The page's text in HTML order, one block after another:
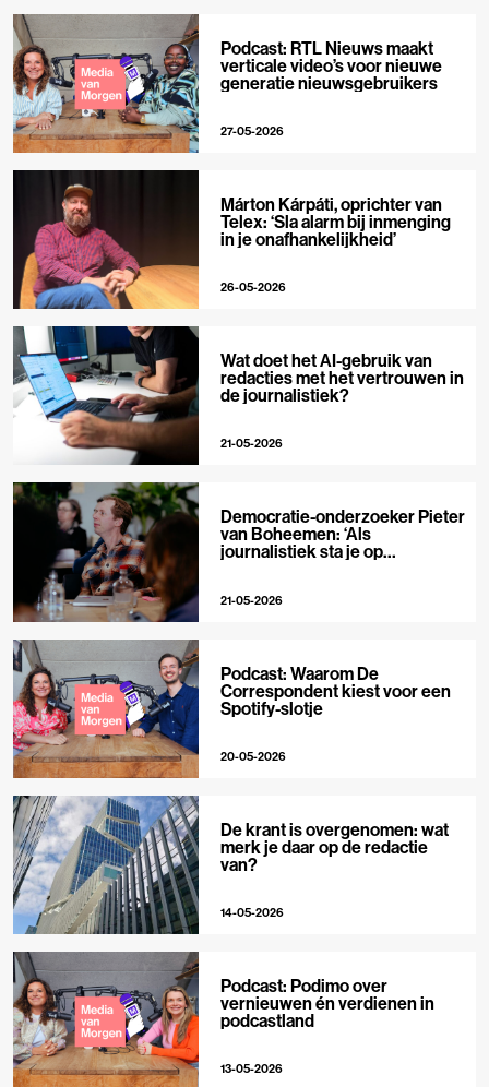
Podcast: RTL Nieuws maakt
verticale video’s voor nieuwe
generatie nieuwsgebruikers
27-05-2026
Márton Kárpáti, oprichter van
Telex: ‘Sla alarm bij inmenging
in je onafhankelijkheid’
26-05-2026
Wat doet het AI-gebruik van
redacties met het vertrouwen in
de journalistiek?
21-05-2026
Democratie-onderzoeker Pieter
van Boheemen: ‘Als
journalistiek sta je op
21-05-2026
Podcast: Waarom De
Correspondent kiest voor een
Spotify-slotje
20-05-2026
De krant is overgenomen: wat
merk je daar op de redactie
van?
14-05-2026
Podcast: Podimo over
vernieuwen én verdienen in
podcastland
13-05-2026